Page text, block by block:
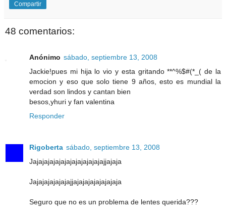
Compartir
48 comentarios:
Anónimo sábado, septiembre 13, 2008
Jackie!pues mi hija lo vio y esta gritando **^%$#(*_( de la
emocion y eso que solo tiene 9 años, esto es mundial la
verdad son lindos y cantan bien
besos,yhuri y fan valentina
Responder
Rigoberta sábado, septiembre 13, 2008
Jajajajajajajajajajajajajajjajaja
Jajajajajajajajjajajajajajajajaja
Seguro que no es un problema de lentes querida???